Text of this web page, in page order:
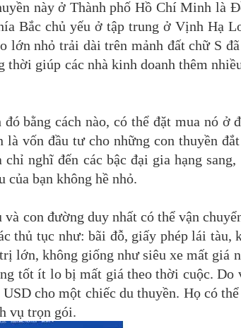
này ở Thành phố Hồ Chí Minh là
Bắc chủ yếu ở tập trung ở Vịnh Hạ
lớn nhỏ trải dài trên mảnh đất chữ S
giúp các nhà kinh doanh thêm
bằng cách nào, có thể đặt mua nó ở
là vốn đầu tư cho những con thuyền
nghĩ đến các bậc đại gia hạng sang,
của bạn không hề nhỏ.
con đường duy nhất có thể vận
thủ tục như: bãi đỗ, giấy phép lái tàu,
lớn, không giống như siêu xe mất giá
tốt ít lo bị mất giá theo thời cuộc. Do
cho một chiếc du thuyền. Họ có
vụ trọn gói.